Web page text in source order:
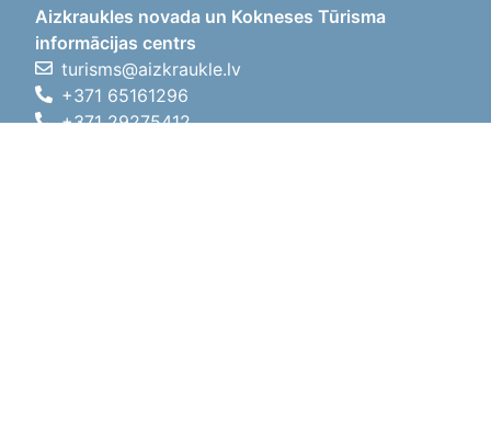
Aizkraukles novada un Kokneses Tūrisma
informācijas centrs
turisms@aizkraukle.lv
+371 65161296
+371 29275412